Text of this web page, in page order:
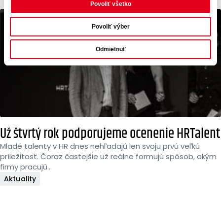
Povoliť všetko
Povoliť výber
Odmietnuť
Už štvrtý rok podporujeme ocenenie HRTalent
Mladé talenty v HR dnes nehľadajú len svoju prvú veľkú
príležitosť. Čoraz častejšie už reálne formujú spôsob, akým
firmy pracujú...
Aktuality